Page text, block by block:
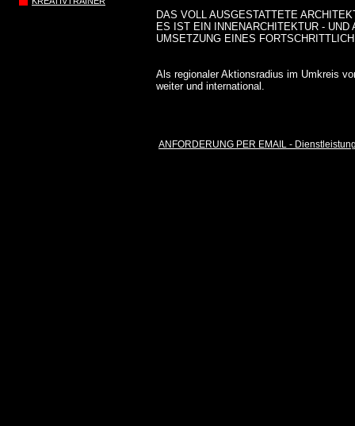
DAS VOLL AUSGESTATTETE
ES IST EIN INNENARCHITEKTUR -
UMSETZUNG EINES
Als regionaler Aktionsradius im Umkreis
weiter und international.
ANFORDERUNG PER EMAIL -